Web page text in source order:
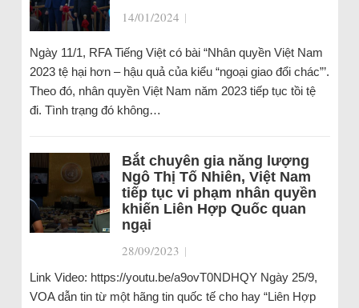
14/01/2024 |
Ngày 11/1, RFA Tiếng Việt có bài “Nhân quyền Việt Nam
2023 tệ hại hơn – hậu quả của kiểu “ngoại giao đổi chác”’.
Theo đó, nhân quyền Việt Nam năm 2023 tiếp tục tồi tệ
đi. Tình trạng đó không…
Bắt chuyên gia năng lượng
Ngô Thị Tố Nhiên, Việt Nam
tiếp tục vi phạm nhân quyền
khiến Liên Hợp Quốc quan
ngại
28/09/2023 |
Link Video: https://youtu.be/a9ovT0NDHQY Ngày 25/9,
VOA dẫn tin từ một hãng tin quốc tế cho hay “Liên Hợp